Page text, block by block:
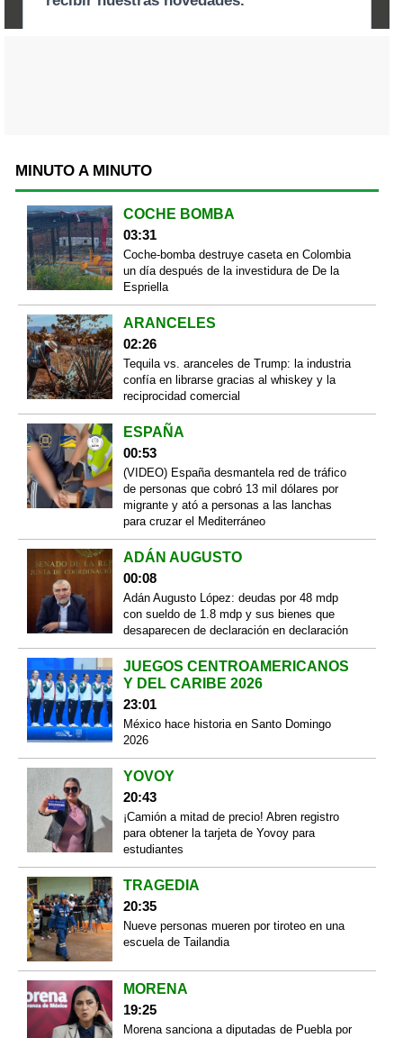
MINUTO A MINUTO
COCHE BOMBA
03:31
Coche-bomba destruye caseta en Colombia
un día después de la investidura de De la
Espriella
ARANCELES
02:26
Tequila vs. aranceles de Trump: la industria
confía en librarse gracias al whiskey y la
reciprocidad comercial
ESPAÑA
00:53
(VIDEO) España desmantela red de tráfico
de personas que cobró 13 mil dólares por
migrante y ató a personas a las lanchas
para cruzar el Mediterráneo
ADÁN AUGUSTO
00:08
Adán Augusto López: deudas por 48 mdp
con sueldo de 1.8 mdp y sus bienes que
desaparecen de declaración en declaración
JUEGOS CENTROAMERICANOS
Y DEL CARIBE 2026
23:01
México hace historia en Santo Domingo
2026
YOVOY
20:43
¡Camión a mitad de precio! Abren registro
para obtener la tarjeta de Yovoy para
estudiantes
TRAGEDIA
20:35
Nueve personas mueren por tiroteo en una
escuela de Tailandia
MORENA
19:25
Morena sanciona a diputadas de Puebla por